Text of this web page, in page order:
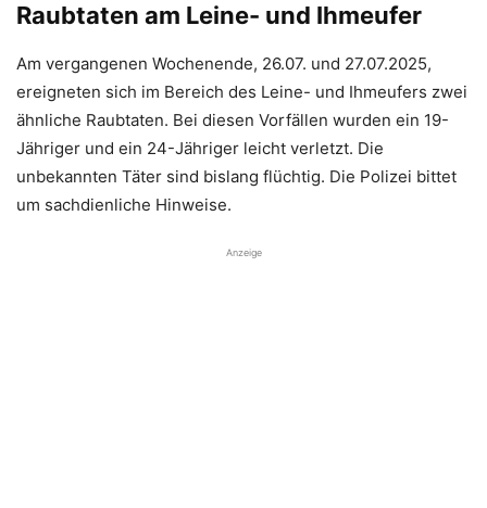
Raubtaten am Leine- und Ihmeufer
Am vergangenen Wochenende, 26.07. und 27.07.2025,
ereigneten sich im Bereich des Leine- und Ihmeufers zwei
ähnliche Raubtaten. Bei diesen Vorfällen wurden ein 19-
Jähriger und ein 24-Jähriger leicht verletzt. Die
unbekannten Täter sind bislang flüchtig. Die Polizei bittet
um sachdienliche Hinweise.
Anzeige